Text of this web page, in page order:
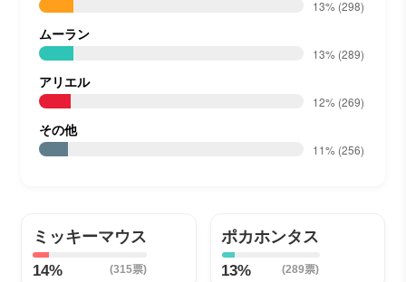
13% (298)
ムーラン
13% (289)
アリエル
12% (269)
その他
11% (256)
ミッキーマウス
14% (315票)
ポカホンタス
13% (289票)